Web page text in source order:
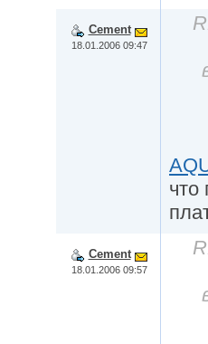
Cement
18.01.2006 09:47
что
Cement
18.01.2006 09:57